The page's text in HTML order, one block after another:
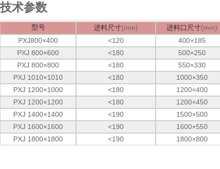
技术参数
型号 进料尺寸(mm) 进料口尺寸(mm)
PXJ800×400
<120
400×185
PXJ 800×600
<180
500×250
PXJ 800×800
<180
550×330
PXJ 1010×1010
<180
1000×350
PXJ 1200×1000
<180
1200×400
PXJ 1200×1200
<180
1200×450
PXJ 1400×1400
<190
1500×500
PXJ 1600×1600
<190
1600×550
PXJ 1800×1800
<190 1800×800